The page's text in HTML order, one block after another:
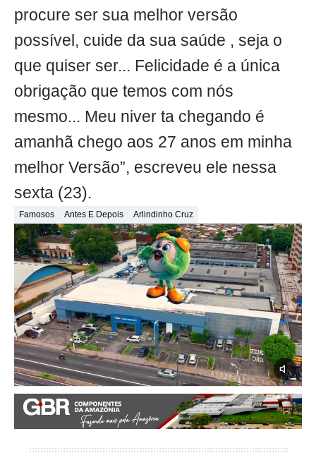
procure ser sua melhor versão
possível, cuide da sua saúde , seja o
que quiser ser... Felicidade é a única
obrigação que temos com nós
mesmo... Meu niver ta chegando é
amanhã chego aos 27 anos em minha
melhor Versão”, escreveu ele nessa
sexta (23).
Famosos Antes E Depois Arlindinho Cruz